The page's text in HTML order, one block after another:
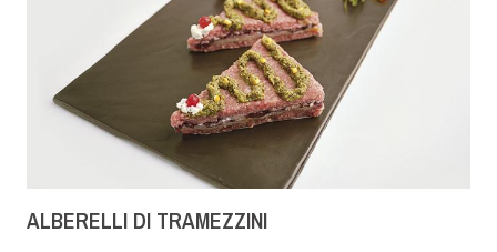
ALBERELLI DI TRAMEZZINI